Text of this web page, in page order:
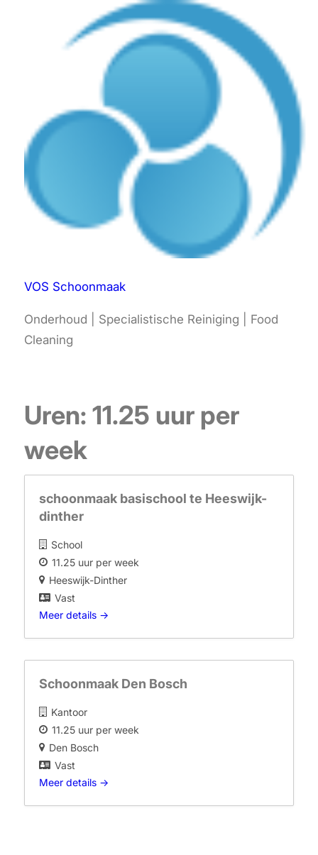
VOS Schoonmaak
Onderhoud | Specialistische Reiniging | Food
Cleaning
Uren: 11.25 uur per
week
schoonmaak basischool te Heeswijk-
dinther
School
11.25 uur per week
Heeswijk-Dinther
Vast
Meer details
Schoonmaak Den Bosch
Kantoor
11.25 uur per week
Den Bosch
Vast
Meer details